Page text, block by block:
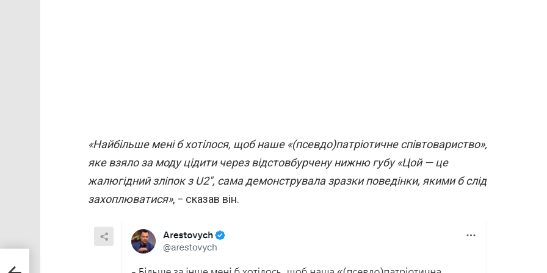
«Найбільше мені б хотілося, щоб наше «(псевдо)патріотичне співтовариство»,
яке взяло за моду цідити через відстовбурчену нижню губу «Цой — це
жалюгідний зліпок з U2″, сама демонструвала зразки поведінки, якими б слід
захоплюватися», − сказав він.